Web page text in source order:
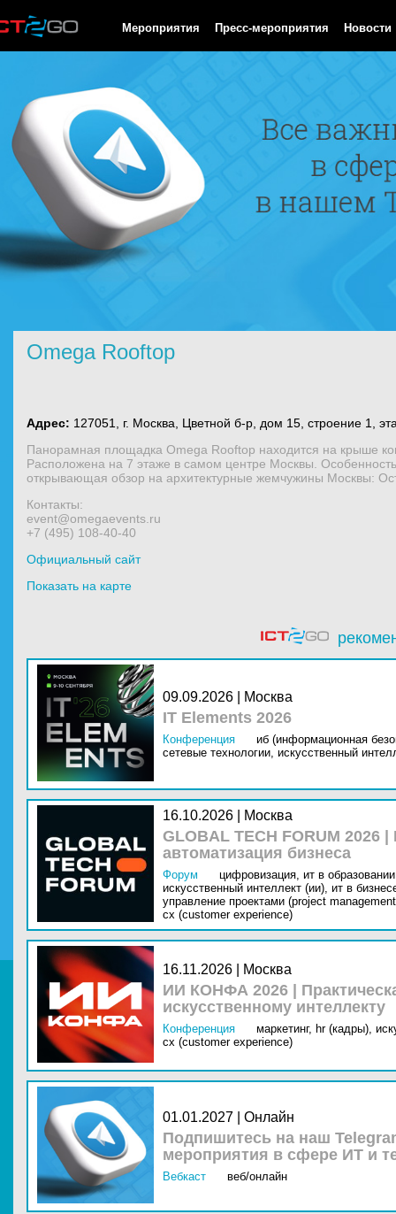
Мероприятия Пресс-мероприятия Новости
Omega Rooftop
Адрес: 127051, г. Москва, Цветной б-р, дом 15, строение 1,
Панорамная площадка Omega Rooftop находится на крыше
Расположена на 7 этаже в самом центре Москвы.
открывающая обзор на архитектурные жемчужины Москвы:
Контакты:
event@omegaevents.ru
+7 (495) 108-40-40
Официальный сайт
Показать на карте
09.09.2026 | Москва
IT Elements 2026
Конференция
иб (информационная
сетевые технологии, искусственный
16.10.2026 | Москва
GLOBAL TECH FORUM
автоматизация бизнеса
Форум цифровизация, ит в
искусственный интеллект (ии), ит в
управление проектами (project
cx (customer experience)
16.11.2026 | Москва
ИИ КОНФА 2026 |
искусственному интеллекту
Конференция маркетинг, hr (кадры),
cx (customer experience)
01.01.2027 | Онлайн
Подпишитесь на наш
мероприятия в сфере ИТ и
Вебкаст веб/онлайн